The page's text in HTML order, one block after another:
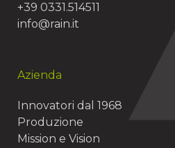
+39 0331.514511
info@rain.it
Azienda
Innovatori dal 1968
Produzione
Mission e Vision